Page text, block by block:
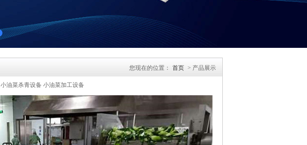
您现在的位置： 首页 > 产品展示
小油菜杀青设备 小油菜加工设备